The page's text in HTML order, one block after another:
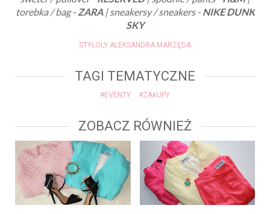
torebka / bag - ZARA| sneakersy / sneakers - NIKE DUNK
SKY
STYLOLY ALEKSANDRA MARZĘDA
TAGI TEMATYCZNE
#EVENTY #ZAKUPY
ZOBACZ RÓWNIEŻ